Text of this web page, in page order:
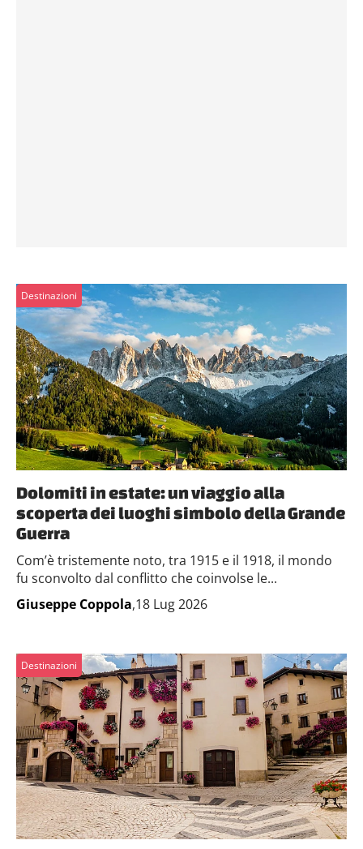
Destinazioni
Dolomiti in estate: un viaggio alla
scoperta dei luoghi simbolo della Grande
Guerra
Com’è tristemente noto, tra 1915 e il 1918, il mondo
fu sconvolto dal conflitto che coinvolse le...
Giuseppe Coppola,18 Lug 2026
Destinazioni